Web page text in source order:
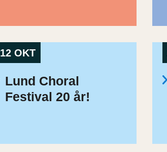
12 OKT
Lund Choral
Festival 20 år!